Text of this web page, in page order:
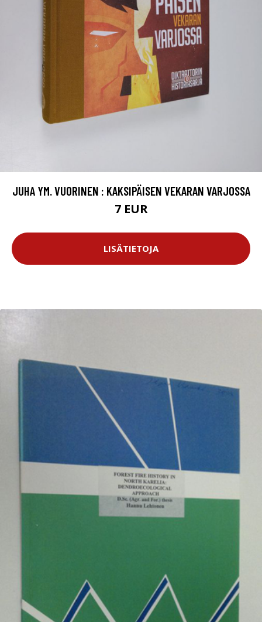
JUHA YM. VUORINEN : KAKSIPÄISEN VEKARAN VARJOSSA
7 EUR
LISÄTIETOJA